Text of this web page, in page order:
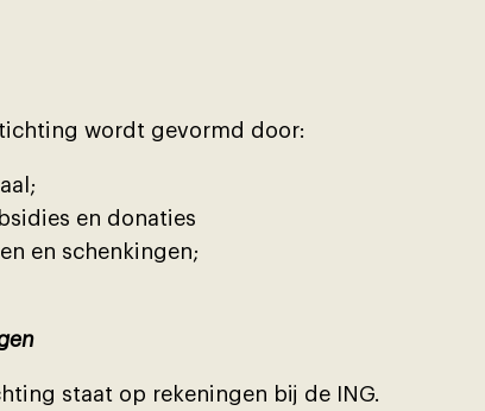
wordt gevormd door:
en donaties
en schenkingen;
staat op rekeningen bĳ de ING.